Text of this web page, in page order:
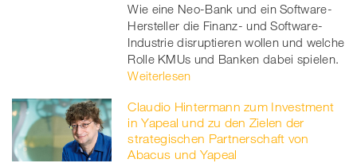
Wie eine Neo-Bank und ein Software-
Hersteller die Finanz- und Software-
Industrie disruptieren wollen und welche
Rolle KMUs und Banken dabei spielen.
Weiterlesen
Claudio Hintermann zum Investment
in Yapeal und zu den Zielen der
strategischen Partnerschaft von
Abacus und Yapeal